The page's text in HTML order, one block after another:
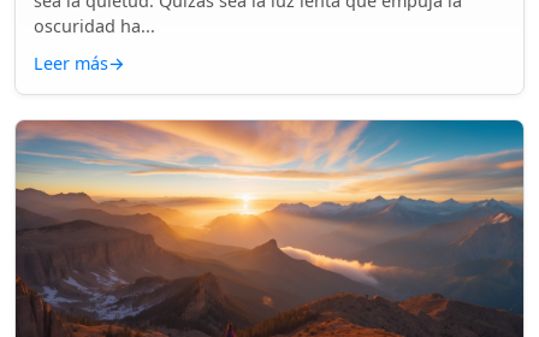
oscuridad ha...
Leer más→